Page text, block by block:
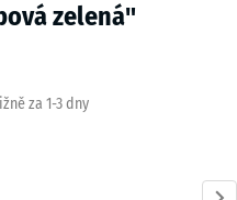
zelená"
za 1-3 dny